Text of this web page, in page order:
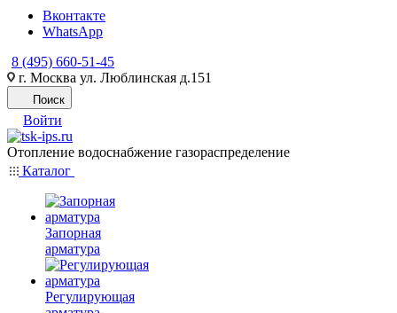
Вконтакте
WhatsApp
8 (495) 660-51-45
г. Москва ул. Люблинская д.151
Поиск
Войти
Отопление водоснабжение газораспределение
Каталог
Запорная
арматура
Регулирующая